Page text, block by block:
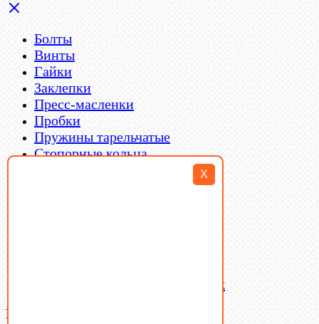
X
Болты
Винты
Гайки
Заклепки
Пресс-масленки
Пробки
Пружины тарельчатые
Стопорные кольца
Латунный и бронзовый крепеж
Ваша корзина